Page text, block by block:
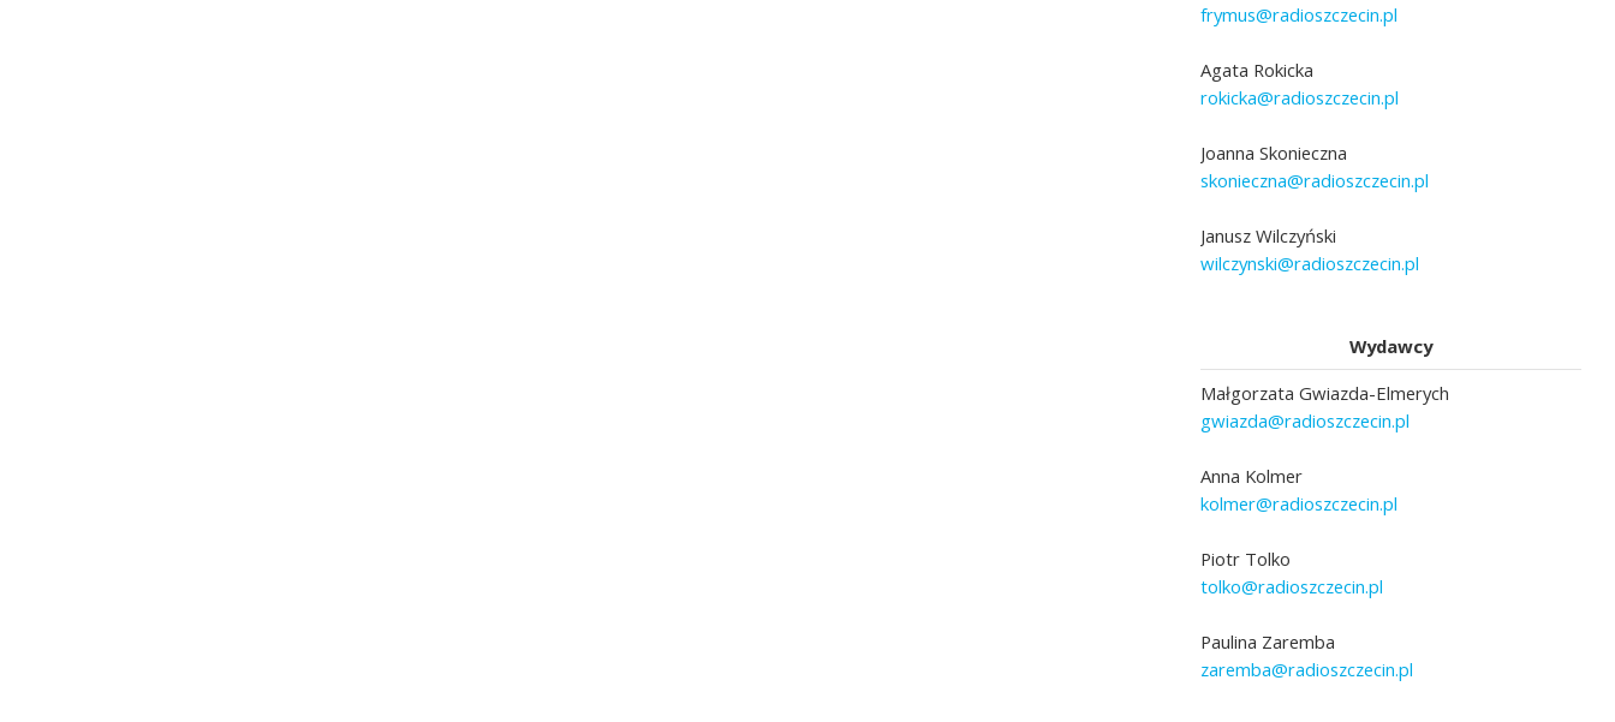
frymus@radioszczecin.pl
Agata Rokicka
rokicka@radioszczecin.pl
Joanna Skonieczna
skonieczna@radioszczecin.pl
Janusz Wilczyński
wilczynski@radioszczecin.pl
Wydawcy
Małgorzata Gwiazda-Elmerych
gwiazda@radioszczecin.pl
Anna Kolmer
kolmer@radioszczecin.pl
Piotr Tolko
tolko@radioszczecin.pl
Paulina Zaremba
zaremba@radioszczecin.pl